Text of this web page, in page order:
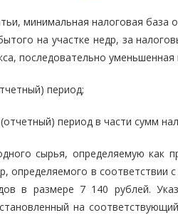
минимальная налоговая база
на участке недр, за
последовательно уменьшенная
период;
период в части сумм
сырья, определяемую как
определяемого в соответствии
в размере 7 140 рублей.
на